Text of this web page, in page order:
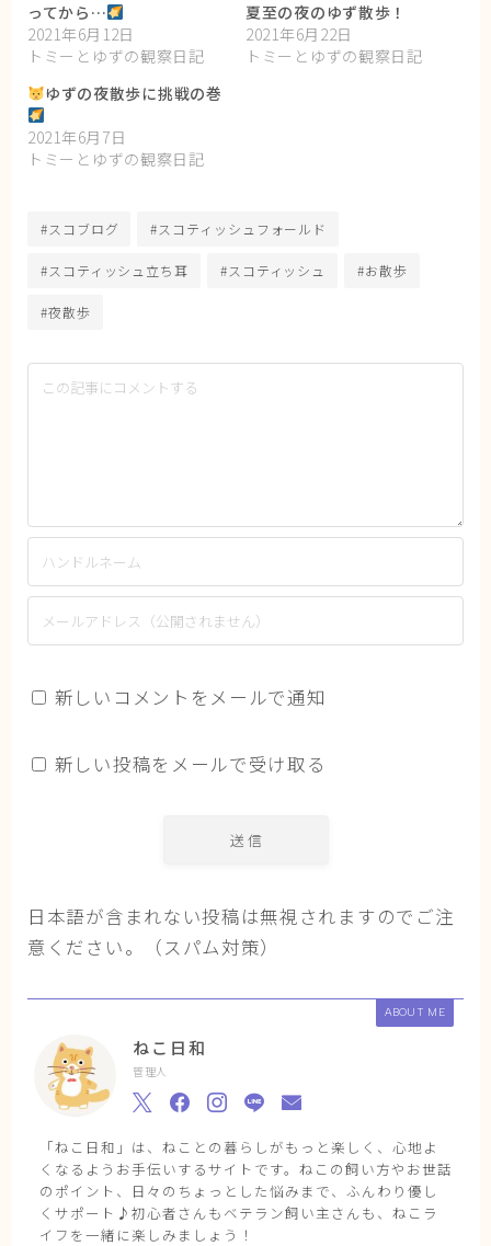
ってから…
2021年6月12日
トミーとゆずの観察日記
夏至の夜のゆず散歩！
2021年6月22日
トミーとゆずの観察日記
ゆずの夜散歩に挑戦の巻
2021年6月7日
トミーとゆずの観察日記
#スコブログ #スコティッシュフォールド
#スコティッシュ立ち耳 #スコティッシュ #お散歩
#夜散歩
新しいコメントをメールで通知
新しい投稿をメールで受け取る
日本語が含まれない投稿は無視されますのでご注
意ください。（スパム対策）
ABOUT ME
ねこ日和
管理人
「ねこ日和」は、ねことの暮らしがもっと楽しく、心地よ
くなるようお手伝いするサイトです。ねこの飼い方やお世話
のポイント、日々のちょっとした悩みまで、ふんわり優し
くサポート♪初心者さんもベテラン飼い主さんも、ねこラ
イフを一緒に楽しみましょう！